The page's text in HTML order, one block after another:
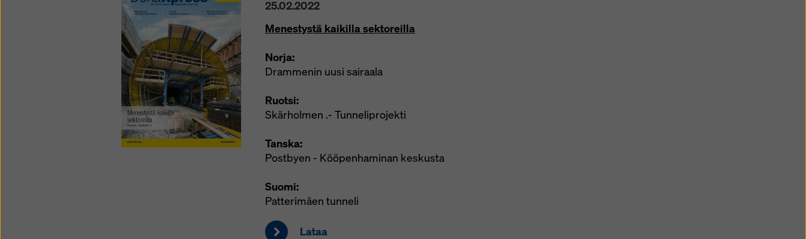
25.02.2022
Menestystä kaikilla sektoreilla
Norja:
Drammenin uusi sairaala
Ruotsi:
Skärholmen .- Tunneliprojekti
Tanska:
Postbyen - Kööpenhaminan keskusta
Suomi:
Patterimäen tunneli
Lataa